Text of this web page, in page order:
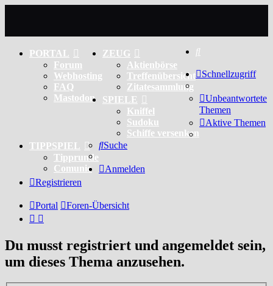
PORTAL
Forum
Webhosting
FAQ
Mastodon
ZEUG
Aktienbörse
Treffenübersicht
Zitatesammlung
SPIELE
Kniffel
Sudoku
Schiffe versenken
TIPPSPIEL
Tipprunde
Comunio
Schnellzugriff
Unbeantwortete
Themen
Aktive Themen
Suche
Anmelden
Registrieren
Portal Foren-Übersicht
Du musst registriert und angemeldet sein,
um dieses Thema anzusehen.